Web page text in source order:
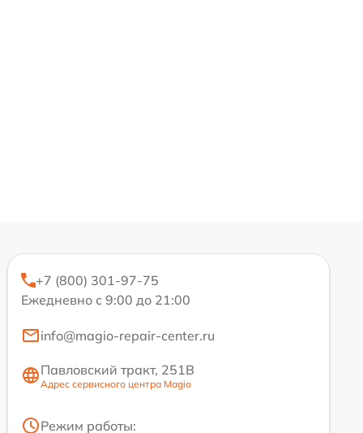
+7 (800) 301-97-75
Ежедневно с 9:00 до 21:00
info@magio-repair-center.ru
Павловский тракт, 251В
Адрес сервисного центра Magio
Режим работы: